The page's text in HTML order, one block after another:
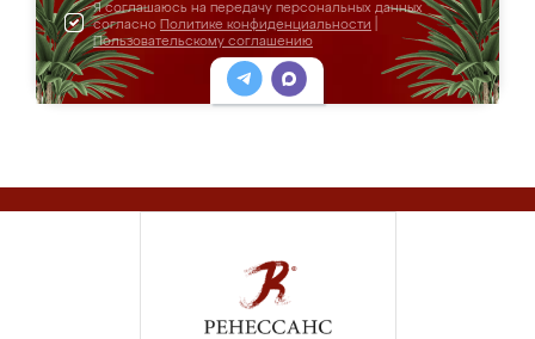
Я соглашаюсь на передачу персональных данных
согласно Политике конфиденциальности
Пользовательскому соглашению